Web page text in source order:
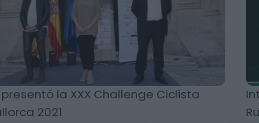
presentó la XXX Challenge Ciclista
2021